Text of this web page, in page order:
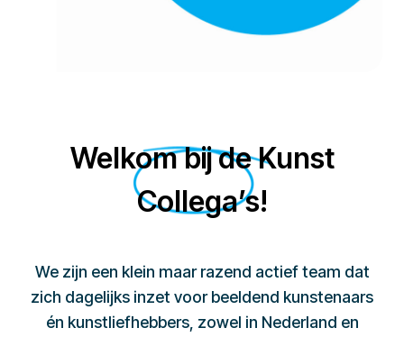
Welkom bij de Kunst
Collega’s!
We zijn een klein maar razend actief team dat
zich dagelijks inzet voor beeldend kunstenaars
én kunstliefhebbers, zowel in Nederland en